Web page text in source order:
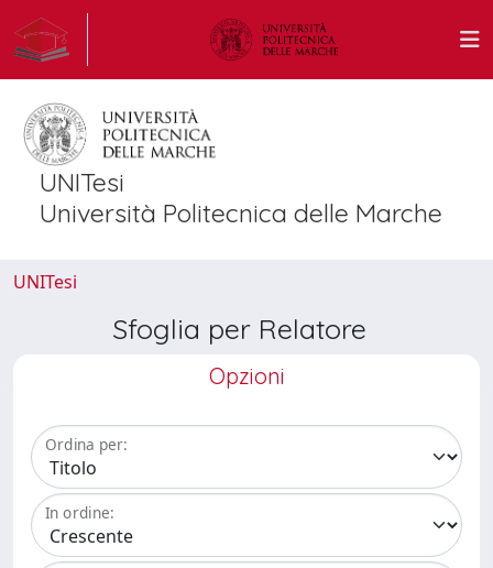
UNITesi
Università Politecnica delle Marche
UNITesi
Sfoglia per Relatore
Opzioni
Ordina per:
In ordine: